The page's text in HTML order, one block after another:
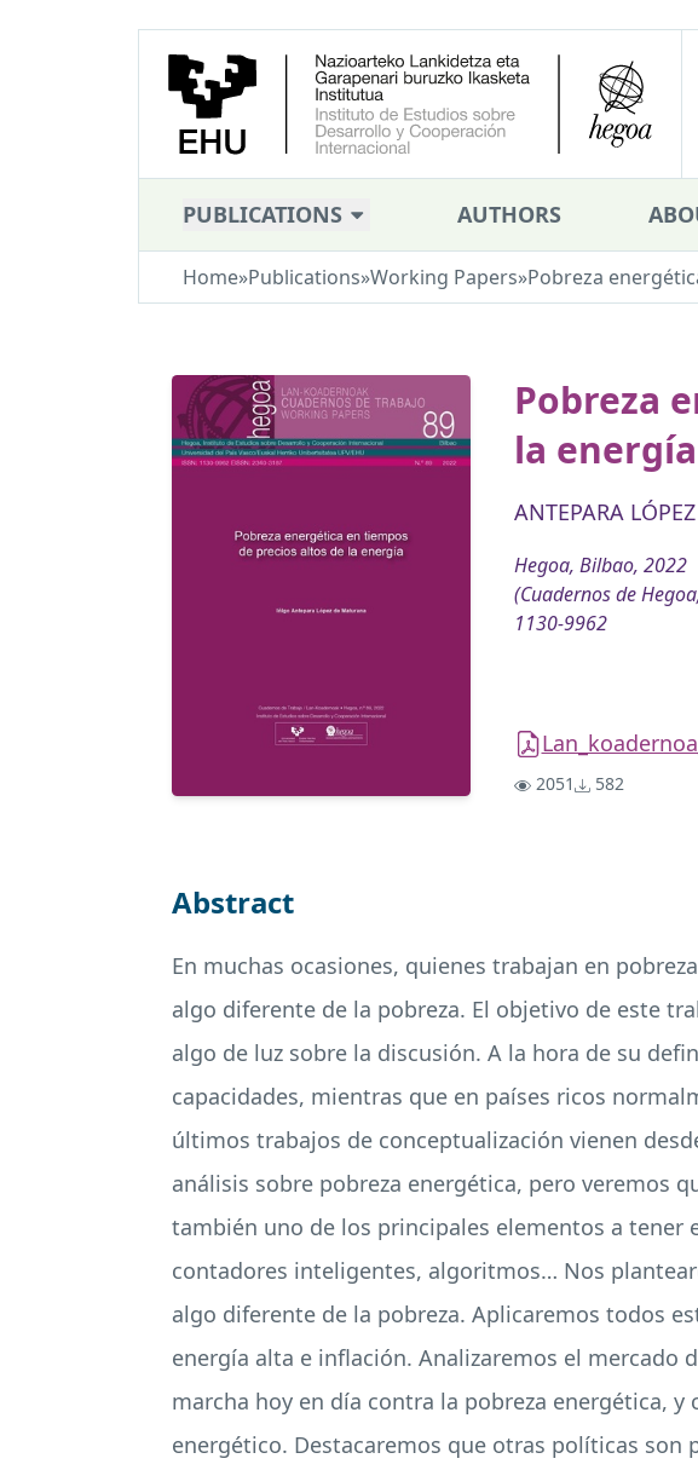
PUBLICATIONS AUTHORS
Home»Publications»Working Papers»Pobreza
Pobreza
la energía
ANTEPARA
Hegoa, Bilbao, 2022
(Cuadernos de
1130-9962
2051 582
Abstract
En muchas ocasiones, quienes trabajan en
algo diferente de la pobreza. El objetivo de este
algo de luz sobre la discusión. A la hora de su
capacidades, mientras que en países ricos
últimos trabajos de conceptualización vienen
análisis sobre pobreza energética, pero veremos
también uno de los principales elementos a tener
contadores inteligentes, algoritmos… Nos
algo diferente de la pobreza. Aplicaremos todos
energía alta e inflación. Analizaremos el mercado
marcha hoy en día contra la pobreza energética,
energético. Destacaremos que otras políticas